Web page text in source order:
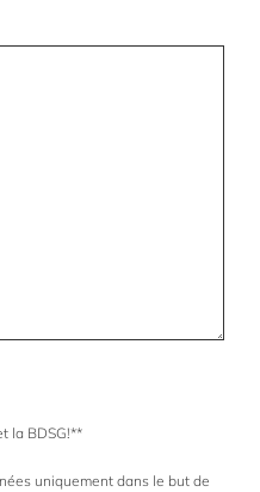
la BDSG!**
uniquement dans le but de